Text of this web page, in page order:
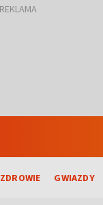
ZDROWIE GWIAZDY